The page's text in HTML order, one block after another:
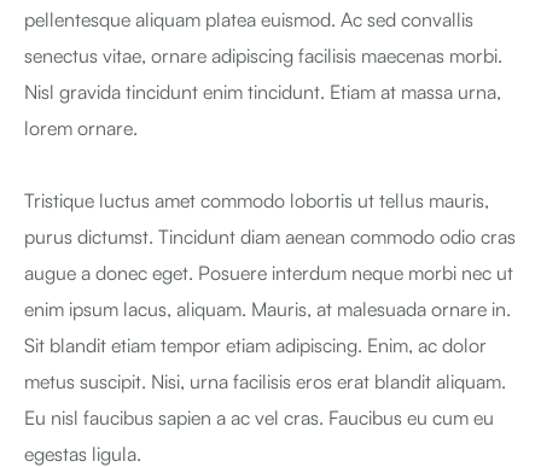
pellentesque aliquam platea euismod. Ac sed convallis
senectus vitae, ornare adipiscing facilisis maecenas morbi.
Nisl gravida tincidunt enim tincidunt. Etiam at massa urna,
lorem ornare.
Tristique luctus amet commodo lobortis ut tellus mauris,
purus dictumst. Tincidunt diam aenean commodo odio cras
augue a donec eget. Posuere interdum neque morbi nec ut
enim ipsum lacus, aliquam. Mauris, at malesuada ornare in.
Sit blandit etiam tempor etiam adipiscing. Enim, ac dolor
metus suscipit. Nisi, urna facilisis eros erat blandit aliquam.
Eu nisl faucibus sapien a ac vel cras. Faucibus eu cum eu
egestas ligula.